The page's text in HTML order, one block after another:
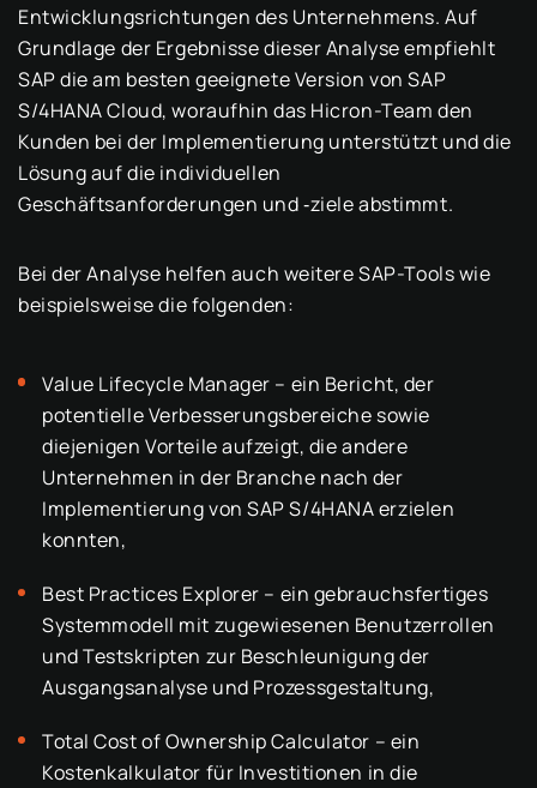
Entwicklungsrichtungen des Unternehmens. Auf
Grundlage der Ergebnisse dieser Analyse empfiehlt
SAP die am besten geeignete Version von SAP
S/4HANA Cloud, woraufhin das Hicron-Team den
Kunden bei der Implementierung unterstützt und die
Lösung auf die individuellen
Geschäftsanforderungen und ‑ziele abstimmt.
Bei der Analyse helfen auch weitere SAP-Tools wie
beispielsweise die folgenden:
Value Lifecycle Manager – ein Bericht, der
potentielle Verbesserungsbereiche sowie
diejenigen Vorteile aufzeigt, die andere
Unternehmen in der Branche nach der
Implementierung von SAP S/4HANA erzielen
konnten,
Best Practices Explorer – ein gebrauchsfertiges
Systemmodell mit zugewiesenen Benutzerrollen
und Testskripten zur Beschleunigung der
Ausgangsanalyse und Prozessgestaltung,
Total Cost of Ownership Calculator – ein
Kostenkalkulator für Investitionen in die